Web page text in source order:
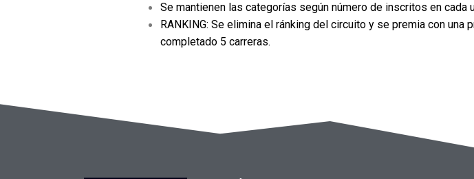
Se mantienen las categorías según número de inscritos en
RANKING: Se elimina el ránking del circuito y se premia con una
completado 5 carreras.